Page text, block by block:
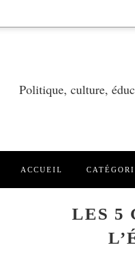
Politique, culture,
ACCUEIL
LES 5